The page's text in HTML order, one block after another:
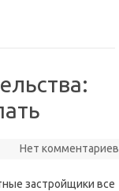
Нет комментариев
застройщики все